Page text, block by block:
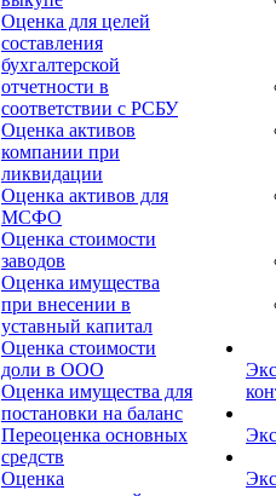
Оценка для целей
составления
бухгалтерской
отчетности в
соответствии с РСБУ
Оценка активов
компании при
ликвидации
Оценка активов для
МСФО
Оценка стоимости
заводов
Оценка имущества
при внесении в
уставный капитал
Оценка стоимости
доли в ООО
Оценка имущества для
постановки на баланс
Переоценка основных
средств
Оценка